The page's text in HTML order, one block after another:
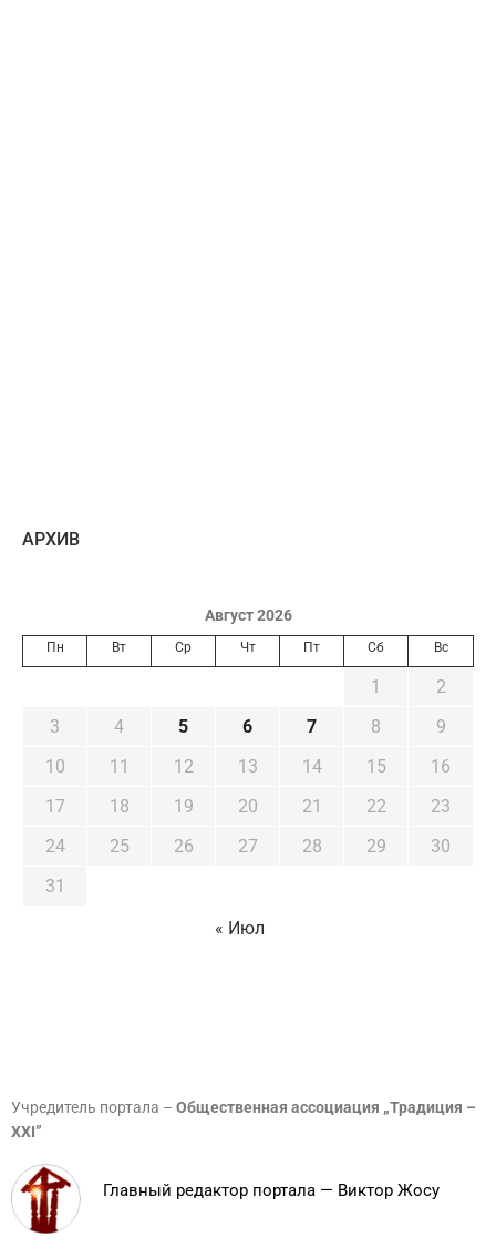
AРХИВ
Август 2026
Пн Вт Ср Чт Пт Сб Вс
1
2
3
4 5 6 7 8
9
10
11 12 13 14 15
16
17
18 19 20 21 22
23
24
25 26 27 28 29
30
31
« Июл
Учредитель портала – Общественная ассоциация „Традиция –
XXI”
Главный редактор портала — Виктор Жосу